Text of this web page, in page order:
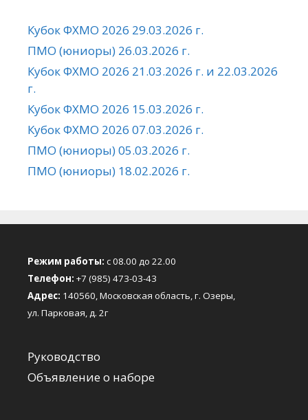
Кубок ФХМО 2026 29.03.2026 г.
ПМО (юниоры) 26.03.2026 г.
Кубок ФХМО 2026 21.03.2026 г. и 22.03.2026
г.
Кубок ФХМО 2026 15.03.2026 г.
Кубок ФХМО 2026 07.03.2026 г.
ПМО (юниоры) 05.03.2026 г.
ПМО (юниоры) 18.02.2026 г.
Режим работы: с 08.00 до 22.00
Телефон: +7 (985) 473-03-43
Адрес: 140560, Московская область, г. Озеры,
ул. Парковая, д. 2г
Руководство
Объявление о наборе